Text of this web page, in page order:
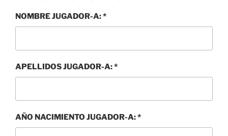
NOMBRE JUGADOR-A:*
APELLIDOS JUGADOR-A:*
AÑO NACIMIENTO JUGADOR-A:*